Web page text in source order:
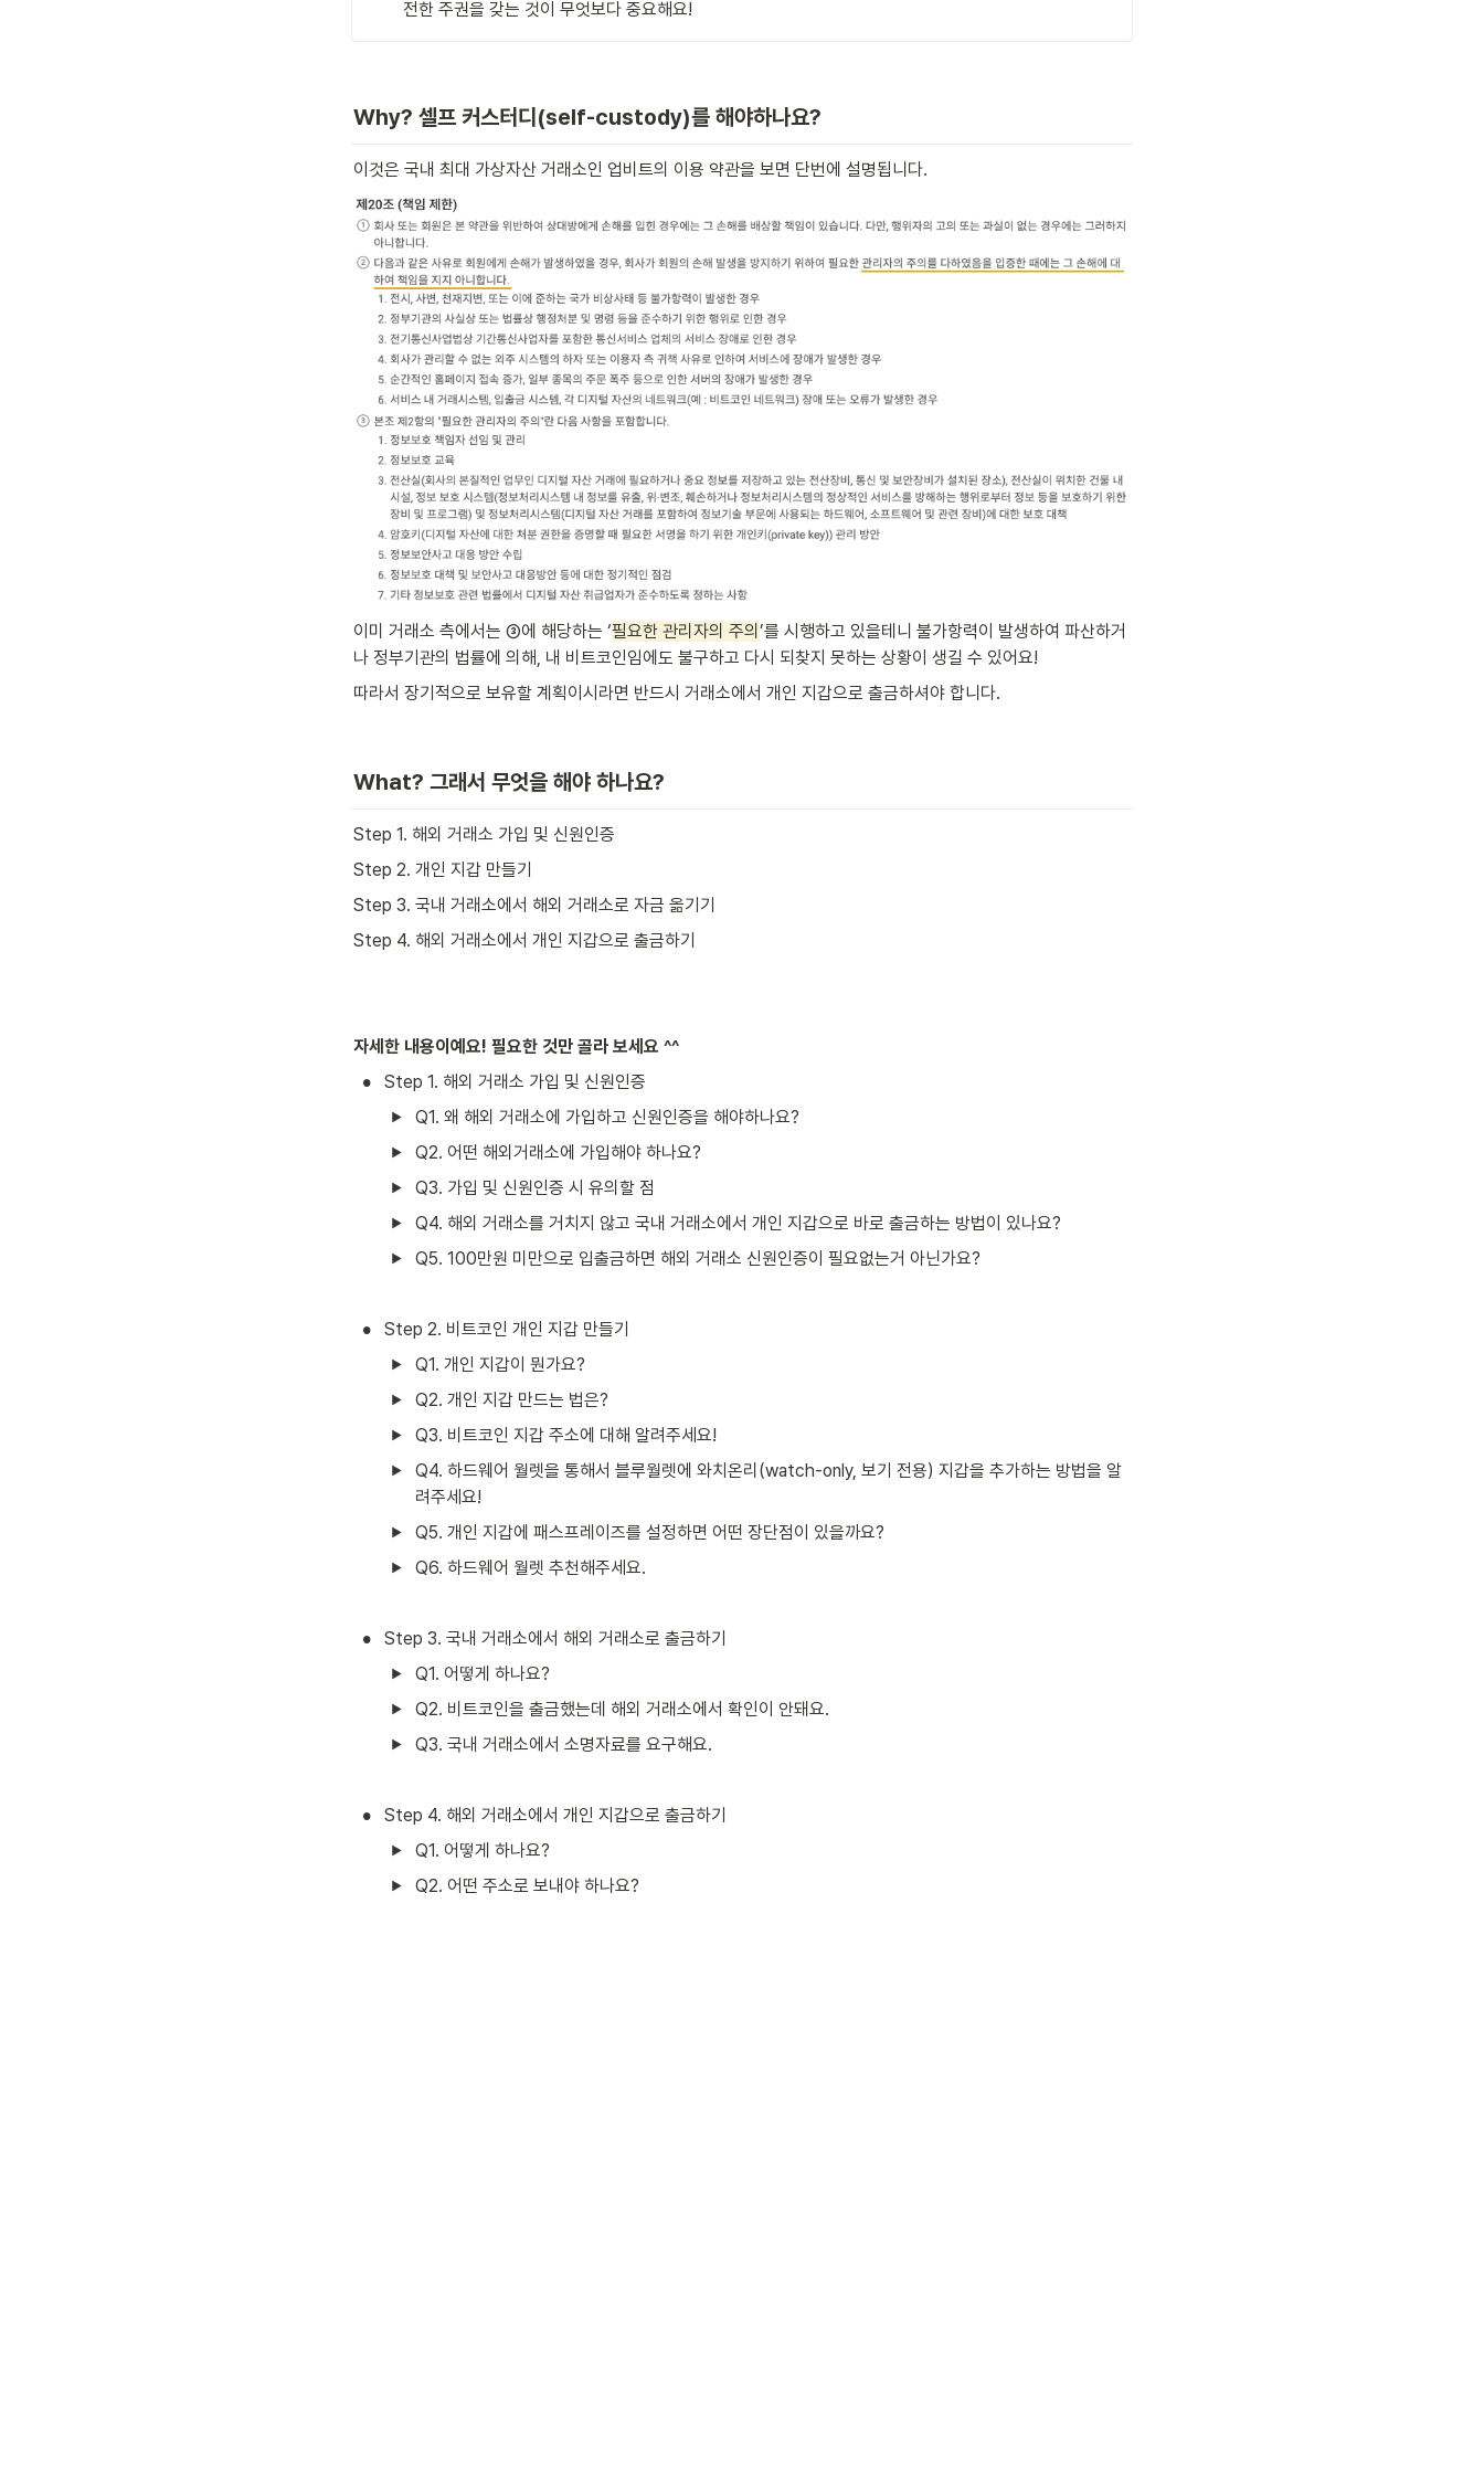
전한 주권을 갖는 것이 무엇보다 중요해요!
Why? 셀프 커스터디(self-custody)를 해야하나요?
이것은 국내 최대 가상자산 거래소인 업비트의 이용 약관을 보면 단번에 설명됩니다.
이미 거래소 측에서는 ③에 해당하는 ‘필요한 관리자의 주의 ’를 시행하고 있을테니 불가항력이 발생하여 파산하거
나 정부기관의 법률에 의해, 내 비트코인임에도 불구하고 다시 되찾지 못하는 상황이 생길 수 있어요!
따라서 장기적으로 보유할 계획이시라면 반드시 거래소에서 개인 지갑으로 출금하셔야 합니다.
What? 그래서 무엇을 해야 하나요?
Step 1. 해외 거래소 가입 및 신원인증
Step 2. 개인 지갑 만들기
Step 3. 국내 거래소에서 해외 거래소로 자금 옮기기
Step 4. 해외 거래소에서 개인 지갑으로 출금하기
자세한 내용이예요! 필요한 것만 골라 보세요 ^^
•
Step 1. 해외 거래소 가입 및 신원인증
Q1. 왜 해외 거래소에 가입하고 신원인증을 해야하나요?
Q2. 어떤 해외거래소에 가입해야 하나요?
Q3. 가입 및 신원인증 시 유의할 점
Q4. 해외 거래소를 거치지 않고 국내 거래소에서 개인 지갑으로 바로 출금하는 방법이 있나요?
Q5. 100만원 미만으로 입출금하면 해외 거래소 신원인증이 필요없는거 아닌가요?
•
Step 2. 비트코인 개인 지갑 만들기
Q1. 개인 지갑이 뭔가요?
Q2. 개인 지갑 만드는 법은?
Q3. 비트코인 지갑 주소에 대해 알려주세요!
Q4. 하드웨어 월렛을 통해서 블루월렛에 와치온리(watch-only, 보기 전용) 지갑을 추가하는 방법을 알
려주세요!
Q5. 개인 지갑에 패스프레이즈를 설정하면 어떤 장단점이 있을까요?
Q6. 하드웨어 월렛 추천해주세요.
•
Step 3. 국내 거래소에서 해외 거래소로 출금하기
Q1. 어떻게 하나요?
Q2. 비트코인을 출금했는데 해외 거래소에서 확인이 안돼요.
Q3. 국내 거래소에서 소명자료를 요구해요.
•
Step 4. 해외 거래소에서 개인 지갑으로 출금하기
Q1. 어떻게 하나요?
Q2. 어떤 주소로 보내야 하나요?